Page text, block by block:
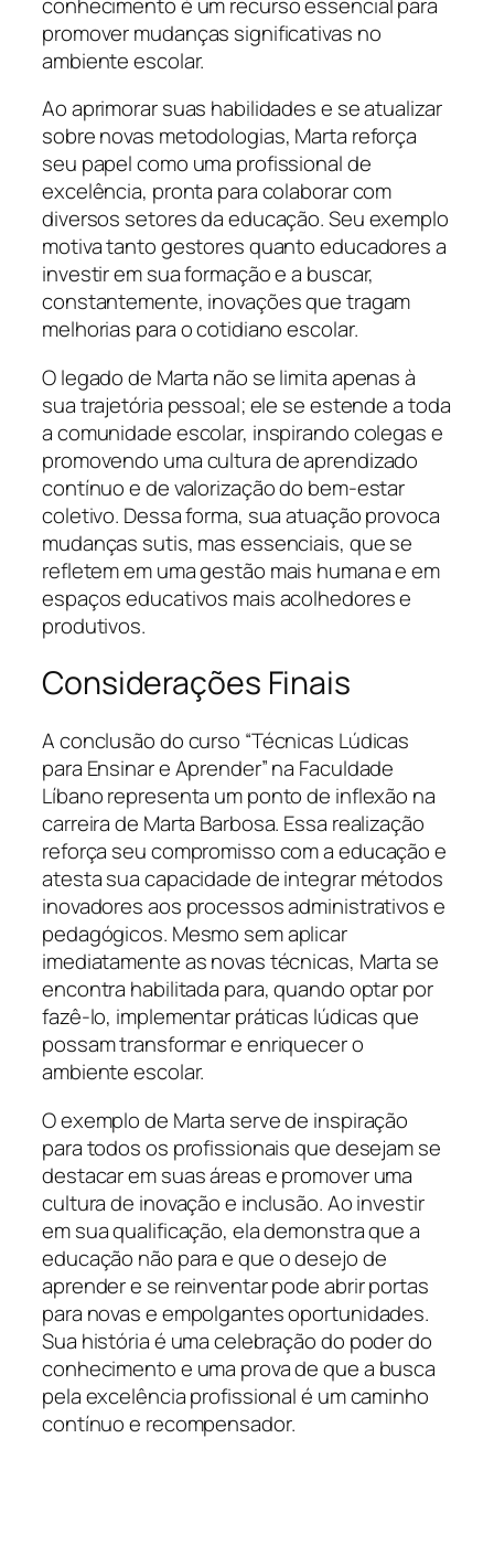
promover mudanças significativas no
ambiente escolar.
Ao aprimorar suas habilidades e se atualizar
sobre novas metodologias, Marta reforça
seu papel como uma profissional de
excelência, pronta para colaborar com
diversos setores da educação. Seu exemplo
motiva tanto gestores quanto educadores a
investir em sua formação e a buscar,
constantemente, inovações que tragam
melhorias para o cotidiano escolar.
O legado de Marta não se limita apenas à
sua trajetória pessoal; ele se estende a toda
a comunidade escolar, inspirando colegas e
promovendo uma cultura de aprendizado
contínuo e de valorização do bem-estar
coletivo. Dessa forma, sua atuação provoca
mudanças sutis, mas essenciais, que se
refletem em uma gestão mais humana e em
espaços educativos mais acolhedores e
produtivos.
Considerações Finais
A conclusão do curso “Técnicas Lúdicas
para Ensinar e Aprender” na Faculdade
Líbano representa um ponto de inflexão na
carreira de Marta Barbosa. Essa realização
reforça seu compromisso com a educação e
atesta sua capacidade de integrar métodos
inovadores aos processos administrativos e
pedagógicos. Mesmo sem aplicar
imediatamente as novas técnicas, Marta se
encontra habilitada para, quando optar por
fazê-lo, implementar práticas lúdicas que
possam transformar e enriquecer o
ambiente escolar.
O exemplo de Marta serve de inspiração
para todos os profissionais que desejam se
destacar em suas áreas e promover uma
cultura de inovação e inclusão. Ao investir
em sua qualificação, ela demonstra que a
educação não para e que o desejo de
aprender e se reinventar pode abrir portas
para novas e empolgantes oportunidades.
Sua história é uma celebração do poder do
conhecimento e uma prova de que a busca
pela excelência profissional é um caminho
contínuo e recompensador.